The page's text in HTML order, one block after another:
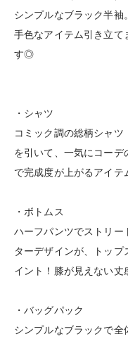
シンプルなブラック半袖
手色なアイテム引き立て
す◎
・シャツ
コミック調の総柄シャツ
を引いて、一気にコーデ
で完成度が上がるアイテ
・ボトムス
ハーフパンツでストリー
ターデザインが、トッ
イント！膝が見えない丈
・バッグパック
シンプルなブラックで全